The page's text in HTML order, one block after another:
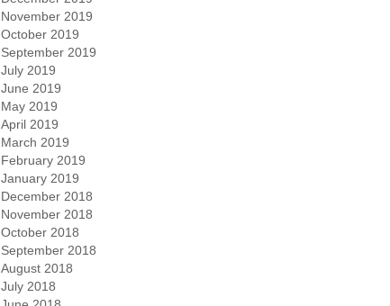
November 2019
October 2019
September 2019
July 2019
June 2019
May 2019
April 2019
March 2019
February 2019
January 2019
December 2018
November 2018
October 2018
September 2018
August 2018
July 2018